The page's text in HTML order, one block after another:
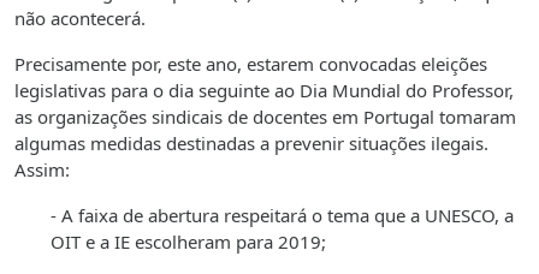
não acontecerá.
Precisamente por, este ano, estarem convocadas eleições
legislativas para o dia seguinte ao Dia Mundial do Professor,
as organizações sindicais de docentes em Portugal tomaram
algumas medidas destinadas a prevenir situações ilegais.
Assim:
- A faixa de abertura respeitará o tema que a UNESCO, a
OIT e a IE escolheram para 2019;